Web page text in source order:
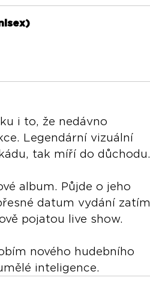
i to, že nedávno
Legendární vizuální
tak míří do důchodu.
album. Půjde o jeho
datum vydání zatím
pojatou live show.
nového hudebního
inteligence.